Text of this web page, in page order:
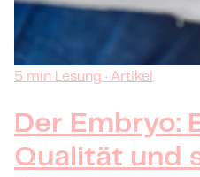
5 min Lesung · Artikel
Der Embryo:
Qualität und